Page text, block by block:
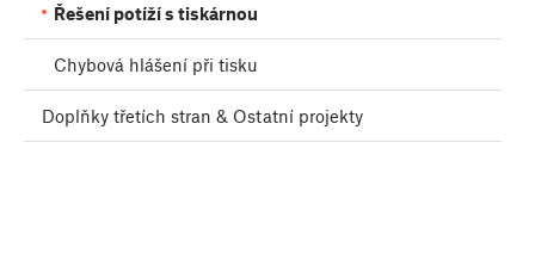
Řešení potíží s tiskárnou
Chybová hlášení při tisku
Doplňky třetích stran & Ostatní projekty